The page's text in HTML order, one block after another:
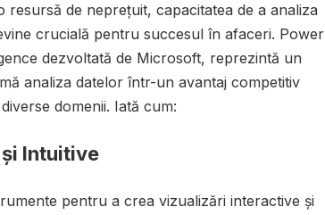
resursă de neprețuit, capacitatea de a analiza
crucială pentru succesul în afaceri. Power
dezvoltată de Microsoft, reprezintă un
analiza datelor într-un avantaj competitiv
domenii. Iată cum:
Intuitive
pentru a crea vizualizări interactive și